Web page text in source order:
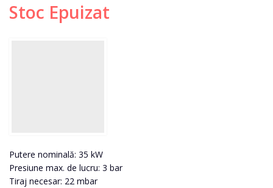
Stoc Epuizat
Putere nominală: 35 kW
Presiune max. de lucru: 3 bar
Tiraj necesar: 22 mbar